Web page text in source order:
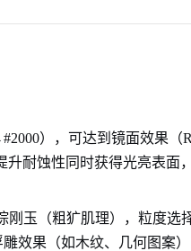
），可达到镜面效果（
升耐蚀性同时获得光亮表面
刚玉（粗犷肌理），粒度选
效果（如木纹、几何图案）